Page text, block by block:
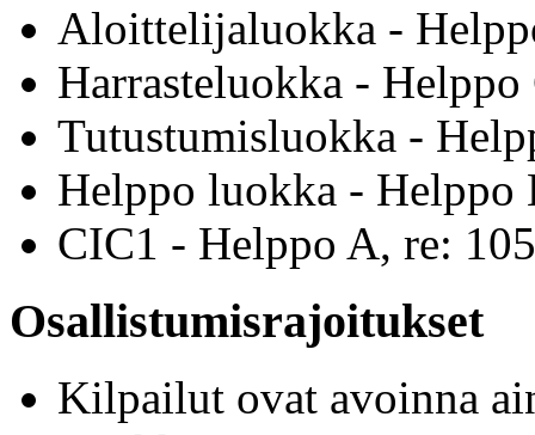
Aloittelijaluokka -
Harrasteluokka -
Tutustumisluokka -
Helppo luokka - Helppo
CIC1 - Helppo A, re:
Osallistumisrajoitukset
Kilpailut ovat avoinna